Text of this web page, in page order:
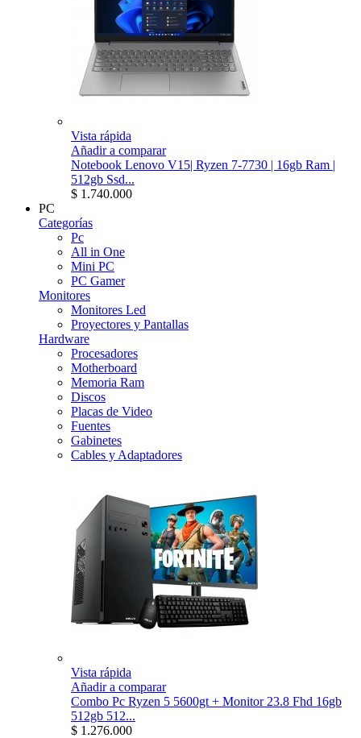
Vista rápida
Añadir a comparar
Notebook Lenovo V15| Ryzen 7-7730 | 16gb Ram |
512gb Ssd...
$ 1.740.000
PC
Categorías
Pc
All in One
Mini PC
PC Gamer
Monitores
Monitores Led
Proyectores y Pantallas
Hardware
Procesadores
Motherboard
Memoria Ram
Discos
Placas de Video
Fuentes
Gabinetes
Cables y Adaptadores
Vista rápida
Añadir a comparar
Combo Pc Ryzen 5 5600gt + Monitor 23.8 Fhd 16gb
512gb 512...
$ 1.276.000